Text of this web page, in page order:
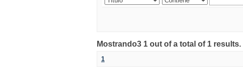
Mostrando3 1 out of a total of 1 results.
1